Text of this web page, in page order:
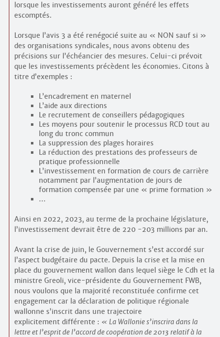
lorsque les investissements auront généré les effets
escomptés.
Lorsque l’avis 3 a été renégocié suite au « NON sauf si »
des organisations syndicales, nous avons obtenu des
précisions sur l’échéancier des mesures. Celui-ci prévoit
que les investissements précèdent les économies. Citons à
titre d’exemples :
L’encadrement en maternel
L’aide aux directions
Le recrutement de conseillers pédagogiques
Les moyens pour soutenir le processus RCD tout au
long du tronc commun
La suppression des plages horaires
La réduction des prestations des professeurs de
pratique professionnelle
L’investissement en formation de cours de carrière
notamment par l’augmentation de jours de
formation compensée par une « prime formation »
…
Ainsi en 2022, 2023, au terme de la prochaine législature,
l’investissement devrait être de 220 -203 millions par an.
Avant la crise de juin, le Gouvernement s’est accordé sur
l’aspect budgétaire du pacte. Depuis la crise et la mise en
place du gouvernement wallon dans lequel siège le Cdh et la
ministre Greoli, vice-présidente du Gouvernement FWB,
nous voulons que la majorité reconstituée confirme cet
engagement car la déclaration de politique régionale
wallonne s’inscrit dans une trajectoire
explicitement différente :
La Wallonie s’inscrira dans la
lettre et l’esprit de l’accord de coopération de 2013 relatif à la